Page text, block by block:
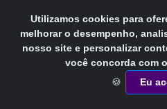
Utilizamos cookies para
melhorar o desempenho,
nosso site e personalizar
você concorda com
🍪
Eu
All Party Eventos @ 2026 -
POWEREDBY
Otimizado por: